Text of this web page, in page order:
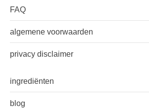
FAQ
algemene voorwaarden
privacy disclaimer
ingrediënten
blog